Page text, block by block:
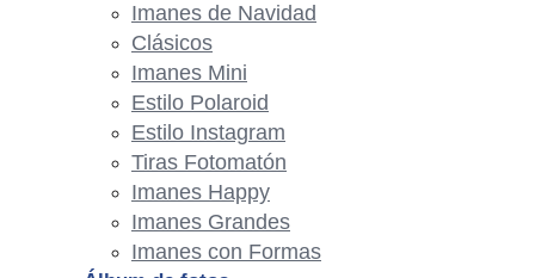
Imanes de Navidad
Clásicos
Imanes Mini
Estilo Polaroid
Estilo Instagram
Tiras Fotomatón
Imanes Happy
Imanes Grandes
Imanes con Formas